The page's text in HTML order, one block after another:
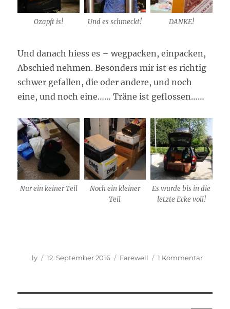
Ozapft is! Und es schmeckt! DANKE!
Und danach hiess es – wegpacken, einpacken,
Abschied nehmen. Besonders mir ist es richtig
schwer gefallen, die oder andere, und noch
eine, und noch eine…… Träne ist geflossen……
Nur ein keiner Teil
Noch ein kleiner
Teil
Es wurde bis in die
letzte Ecke voll!
Autor
ly
Veröffentlicht
12. September 2016 Kategorien
Farewell 1 Kommentarzu